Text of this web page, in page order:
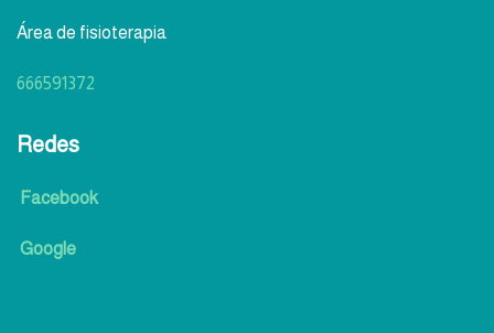
Área de fisioterapia
666591372
Redes
Facebook
Google